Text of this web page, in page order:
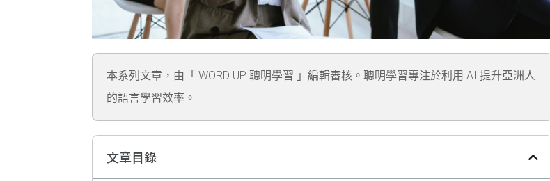
本系列文章，由「 WORD UP 聰明學習 」編輯審核。聰明學習專注於利用 AI 提升亞洲人
的語言學習效率。
文章目錄